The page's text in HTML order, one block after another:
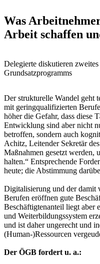
Was
Arbeit schaffen
Delegierte diskutieren
Grundsatzprogramms
Der strukturelle Wandel geht
mit geringqualifizierten
höher die Gefahr, dass diese
Entwicklung sind aber nicht
betroffen, sondern auch
Achitz, Leitender Sekretär
Maßnahmen gesetzt werden,
halten.“ Entsprechende
heute; die Abstimmung
Digitalisierung und der damit
Berufen eröffnen gute
Beschäftigtenanteil liegt aber
und Weiterbildungssystem
und ist daher ungerecht und
(Human-)Ressourcen
Der ÖGB fordert u. a.: